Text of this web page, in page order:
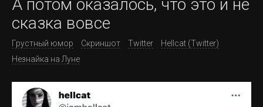
А потом оказалось, что это и не
сказка вовсе
Грустный юмор Скриншот Twitter
Hellcat (Twitter)
Незнайка на Луне